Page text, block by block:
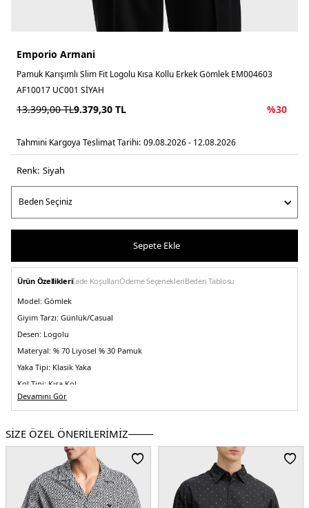
Emporio Armani
Pamuk Karışımlı Slim Fit Logolu Kısa Kollu Erkek Gömlek EM004603
AF10017 UC001 SİYAH
13.399,00TL9.379,30 TL %30
Tahmini Kargoya Teslimat Tarihi: 09.08.2026 - 12.08.2026
Renk: si̇yah
Sepete Ekle
Ürün Özellikleriİade KoşullarıÖdeme SeçenekleriBeden Tablosu
Model: Gömlek
Giyim Tarzı: Günlük/Casual
Desen: Logolu
Materyal: % 70 Liyosel % 30 Pamuk
Yaka Tipi: Klasik Yaka
Kol Tipi: Kısa Kol
Kumaş Tipi:Belirtilmemiş
Kalıp Bilgisi:Slim Fit
Yaş Grubu:Yetişkin
Çin
5DE1EM004603AF10017UC001.07
Devamını Gör
SİZE ÖZEL ÖNERİLERİMİZ